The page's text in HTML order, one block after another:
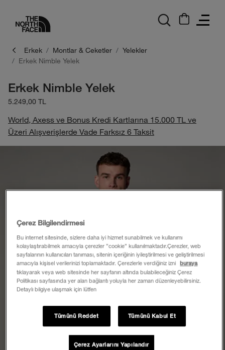
Erkek Montlar & Ceketler
Yelekler
Erkek Nimble Yelek
Erkek Nimble Yelek
5.249,00 TL
World, Axess ve Bonus Kredi Kartlarına 15.000 TL ve
Üzeri Alışverişlerde Vade Farksız 6 Taksit
Çerez Bilgilendirmesi
Bu internet sitesinde, sizlere daha iyi hizmet sunabilmek ve kullanımı
kolaylaştırabilmek amacıyla çerezler ”cookie” kullanılmaktadır.Çerezler, web
sayfalarının kullanıcıları tanıması, sitenin içeriğinin iyileştirilmesi ve geliştirilmesi
amacıyla kişisel verilerinizi toplamaktadır. Çerezlerle verdiğiniz izni
buraya
tıklayarak veya web sitesinde her sayfanın altında bulabileceğiniz Çerez
Politikası sayfasında yer alan bağlantı yoluyla her zaman düzenleyebilirsiniz.
Detaylı bilgiye ulaşmak için lütfen
Tümünü Reddet Tümünü Kabul Et
Çerez Ayarlarını Yapılandır